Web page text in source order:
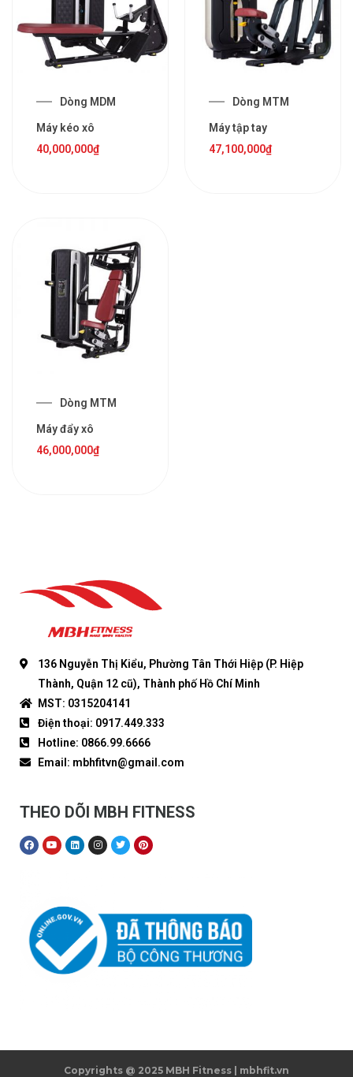
Dòng MDM
Máy kéo xô
40,000,000₫
Dòng MTM
Máy tập tay
47,100,000₫
Dòng MTM
Máy đẩy xô
46,000,000₫
136 Nguyễn Thị Kiểu, Phường Tân Thới Hiệp (P. Hiệp
Thành, Quận 12 cũ), Thành phố Hồ Chí Minh
MST: 0315204141
Điện thoại: 0917.449.333
Hotline: 0866.99.6666
Email: mbhfitvn@gmail.com
THEO DÕI MBH FITNESS
Copyrights @ 2025 MBH Fitness | mbhfit.vn